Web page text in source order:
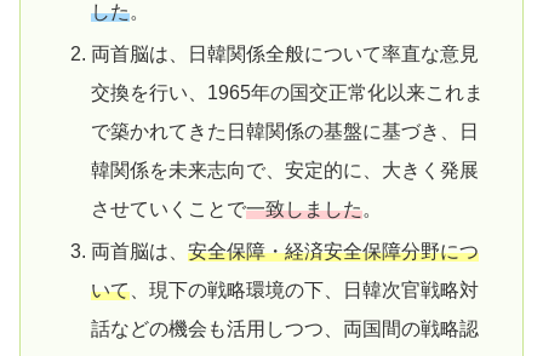
した。
両首脳は、日韓関係全般について率直な意見
交換を行い、1965年の国交正常化以来これま
で築かれてきた日韓関係の基盤に基づき、日
韓関係を未来志向で、安定的に、大きく発展
させていくことで一致しました。
両首脳は、 安全保障・経済安全保障分野につ
いて、現下の戦略環境の下、日韓次官戦略対
話などの機会も活用しつつ、両国間の戦略認